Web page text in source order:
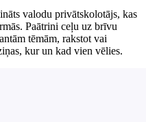
valodu privātskolotājs, kas
Paātrini ceļu uz brīvu
tēmām, rakstot vai
kur un kad vien vēlies.